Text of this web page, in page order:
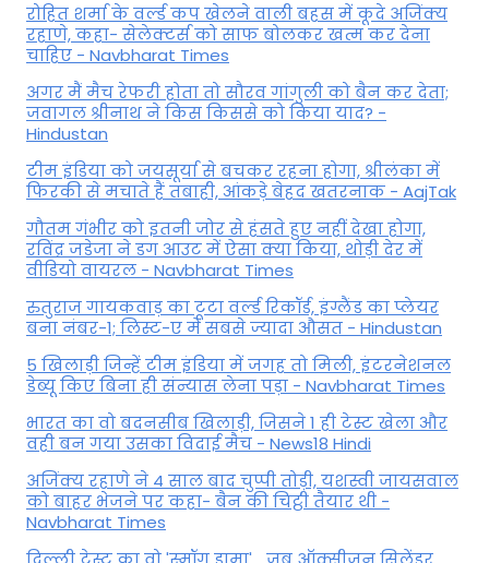
रोहित शर्मा के वर्ल्ड कप खेलने वाली बहस में कूदे अजिंक्य
रहाणे, कहा- सेलेक्टर्स को साफ बोलकर खत्म कर देना
चाहिए - Navbharat Times
अगर मैं मैच रेफरी होता तो सौरव गांगुली को बैन कर देता;
जवागल श्रीनाथ ने किस किससे को किया याद? -
Hindustan
टीम इंडिया को जयसूर्या से बचकर रहना होगा, श्रीलंका में
फिरकी से मचाते हैं तबाही, आंकड़े बेहद खतरनाक - AajTak
गौतम गंभीर को इतनी जोर से हंसते हुए नहीं देखा होगा,
रविंद्र जडेजा ने डग आउट में ऐसा क्या किया, थोड़ी देर में
वीडियो वायरल - Navbharat Times
रुतुराज गायकवाड़ का टूटा वर्ल्ड रिकॉर्ड, इंग्लैंड का प्लेयर
बना नंबर-1; लिस्ट-ए में सबसे ज्यादा औसत - Hindustan
5 खिलाड़ी जिन्हें टीम इंडिया में जगह तो मिली, इंटरनेशनल
डेब्यू किए बिना ही संन्यास लेना पड़ा - Navbharat Times
भारत का वो बदनसीब खिलाड़ी, जिसने 1 ही टेस्ट खेला और
वही बन गया उसका विदाई मैच - News18 Hindi
अजिंक्य रहाणे ने 4 साल बाद चुप्पी तोड़ी, यशस्वी जायसवाल
को बाहर भेजने पर कहा- बैन की चिट्ठी तैयार थी -
Navbharat Times